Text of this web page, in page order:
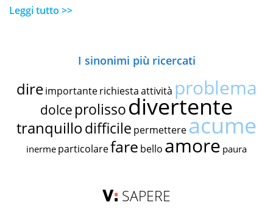
Leggi tutto >>
I sinonimi più ricercati
dire importante richiestaattività problema
dolce prolissodivertente
tranquillodifficile permettereacume
inerme particolarefare bello amore paura
SAPERE